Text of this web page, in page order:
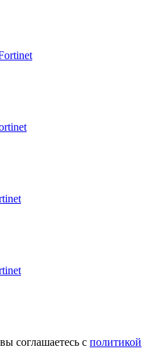
соглашаетесь с политикой